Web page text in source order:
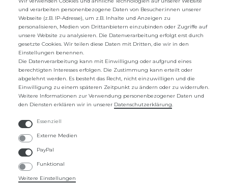
DATENSCHUTZ
WIDERRUFSRECHT
WIDERRUFS­FORMULAR
ZAHLUNG UND VERSAND
UNTERNEHMEN
KONTAKTFORMULAR
und verarbeiten personenbezogene Daten von Besucher:innen unserer
Webseite (z.B. IP-Adresse), um z.B. Inhalte und Anzeigen zu
personalisieren, Medien von Drittanbietern einzubinden oder Zugriffe auf
unsere Website zu analysieren. Die Datenverarbeitung erfolgt erst durch
gesetzte Cookies. Wir teilen diese Daten mit Dritten, die wir in den
Einstellungen benennen.
Die Datenverarbeitung kann mit Einwilligung oder aufgrund eines
berechtigten Interesses erfolgen. Die Zustimmung kann erteilt oder
abgelehnt werden. Es besteht das Recht, nicht einzuwilligen und die
Einwilligung zu einem späteren Zeitpunkt zu ändern oder zu widerrufen.
Weitere Informationen zur Verwendung personenbezogener Daten und
den Diensten erklären wir in unserer Daten­schutz­erklärung.
Essenziell
Externe Medien
PayPal
Funktional
Weitere Einstellungen